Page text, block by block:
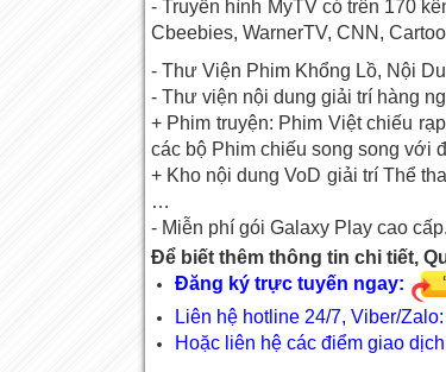
- Truyền hình MyTV có trên 170
Cbeebies, WarnerTV, CNN,
- Thư Viện Phim Khổng Lồ, Nội
- Thư viện nội dung giải trí hàng
+ Phim truyện: Phim Việt chiếu
các bộ Phim chiếu song song với
+ Kho nội dung VoD giải trí Thể
…
- Miễn phí gói Galaxy Play cao cấp.
Để biết thêm thông tin chi tiết,
Đăng ký trực tuyến ngay:
Liên hệ hotline 24/7, Viber/Zalo:
Hoặc liên hệ các điểm giao